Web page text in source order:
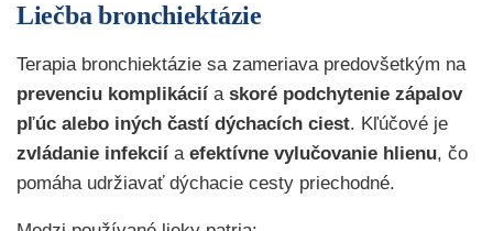
Liečba bronchiektázie
Terapia bronchiektázie sa zameriava predovšetkým na
prevenciu komplikácií a skoré podchytenie zápalov
pľúc alebo iných častí dýchacích ciest. Kľúčové je
zvládanie infekcií a efektívne vylučovanie hlienu, čo
pomáha udržiavať dýchacie cesty priechodné.